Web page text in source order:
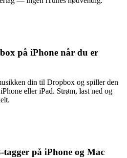
på iPhone når du er
din til Dropbox og spiller den
eller iPad. Strøm, last ned og
på iPhone og Mac